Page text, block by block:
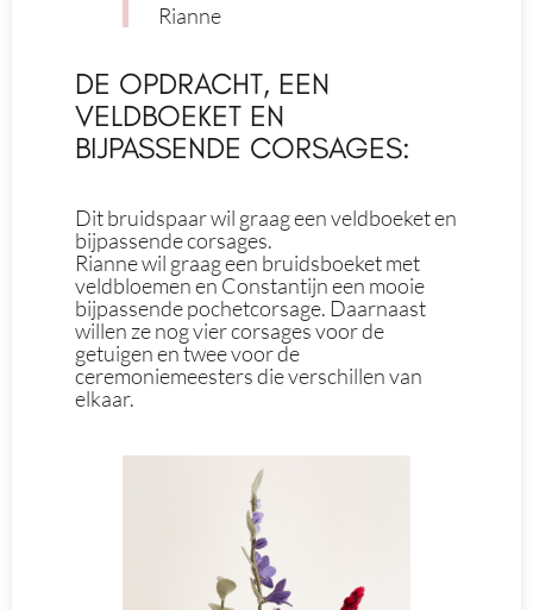
Rianne
DE OPDRACHT, EEN
VELDBOEKET EN
BIJPASSENDE CORSAGES:
Dit bruidspaar wil graag een veldboeket en
bijpassende corsages.
Rianne wil graag een bruidsboeket met
veldbloemen en Constantijn een mooie
bijpassende pochetcorsage. Daarnaast
willen ze nog vier corsages voor de
getuigen en twee voor de
ceremoniemeesters die verschillen van
elkaar.